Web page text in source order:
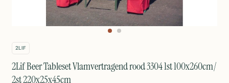
2LIF
2Lif Beer Tableset Vlamvertragend rood 3304 1st 100x260cm/
2st 220x25x45cm